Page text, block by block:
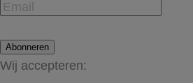
Abonneren
Wij accepteren: